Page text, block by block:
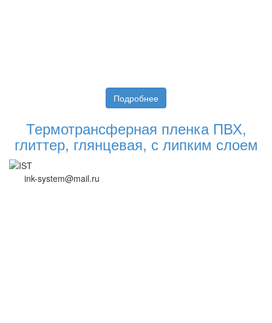
Подробнее
Термотрансферная пленка ПВХ,
глиттер, глянцевая, с липким слоем
ink-system@mail.ru